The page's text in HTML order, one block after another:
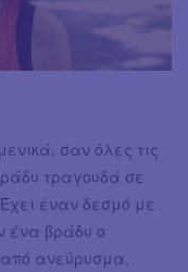
σαν όλες τις
τραγουδά σε
έναν δεσμό με
ένα βράδυ ο
ανεύρυσμα,